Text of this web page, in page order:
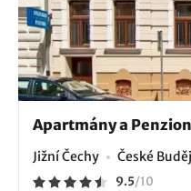
Apartmány a
Jižní Čechy České
9.5/10